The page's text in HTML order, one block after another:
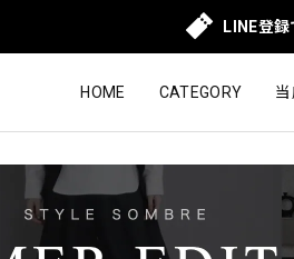
LINE登
HOME CATEGORY